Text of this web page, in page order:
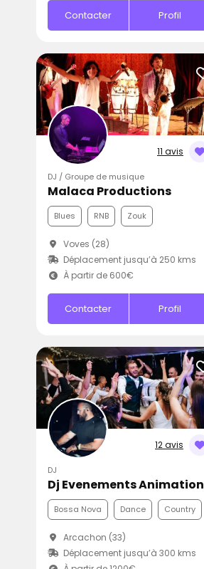
Contacter Profil
11 avis
DJ / Groupe de musique
Malaca Productions
Blues RNB Zouk
Voves (28)
Déplacement jusqu’à 250 kms
À partir de 600€
Contacter Profil
12 avis
DJ
Dj Evenements Animation
Bossa Nova Dance Country
Arcachon (33)
Déplacement jusqu’à 300 kms